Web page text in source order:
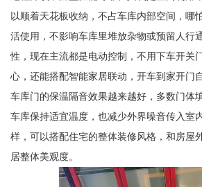
以顺着天花板收纳，不占车库内部空间，哪
活使用，不影响车库里堆放杂物或预留人行
性，现在主流都是电动控制，不用下车开关
心，还能搭配智能家居联动，开车到家开门
车库门的保温隔音效果越来越好，多数门体
车库保持适宜温度，也减少外界噪音传入室
样，可以搭配住宅的整体装修风格，和房屋
居整体美观度。